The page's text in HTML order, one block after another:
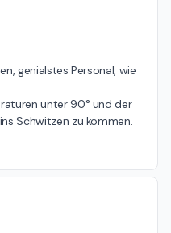
genialstes Personal, wie
unter 90° und der
Schwitzen zu kommen.